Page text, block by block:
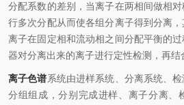
分配系数的差别，当离子在两相间做相
行多次分配从而使各组分离子得到分离
离子在固定相和流动相之间分配平衡的
器对分离出来的离子进行定性检测，再结
离子色谱系统由进样系统、分离系统、
分组组成，分别完成进样、离子分离、